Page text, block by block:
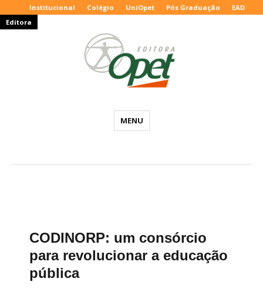
Institucional Colégio UniOpet Pós Graduação
EAD
Editora
Blog
MENU
CODINORP: um consórcio
para revolucionar a educação
pública